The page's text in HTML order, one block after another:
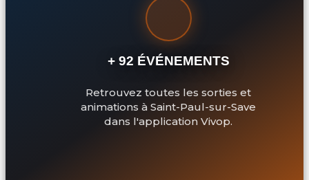
+ 92 ÉVÉNEMENTS
Retrouvez toutes les sorties et
animations à Saint-Paul-sur-Save
dans l'application Vivop.